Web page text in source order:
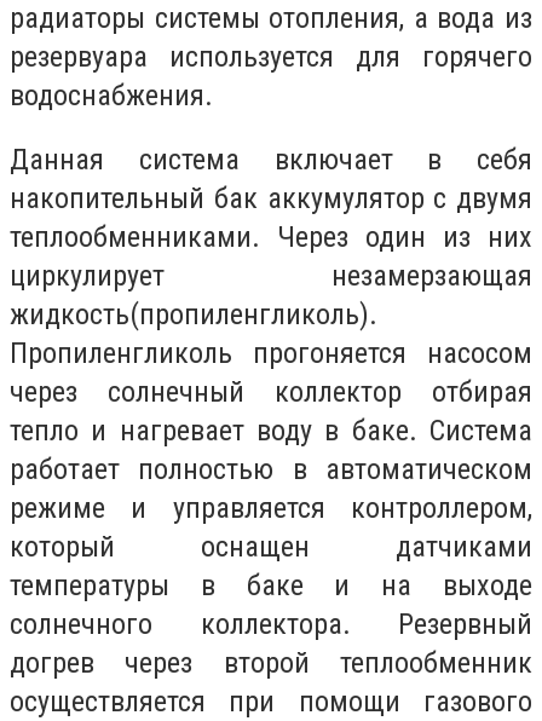
радиаторы системы отопления, а вода из
резервуара используется для горячего
водоснабжения.
Данная система включает в себя
накопительный бак аккумулятор с двумя
теплообменниками. Через один из них
циркулирует незамерзающая
жидкость(пропиленгликоль).
Пропиленгликоль прогоняется насосом
через солнечный коллектор отбирая
тепло и нагревает воду в баке. Система
работает полностью в автоматическом
режиме и управляется контроллером,
который оснащен датчиками
температуры в баке и на выходе
солнечного коллектора. Резервный
догрев через второй теплообменник
осуществляется при помощи газового